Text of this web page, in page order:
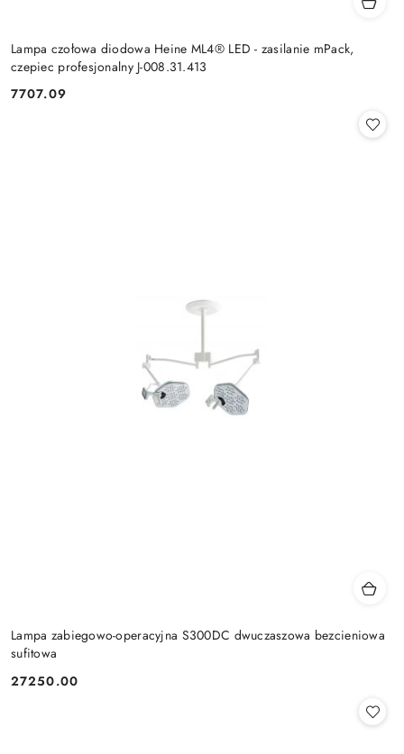
Lampa czołowa diodowa Heine ML4® LED - zasilanie mPack,
czepiec profesjonalny J-008.31.413
Cena:
7707.09
Lampa zabiegowo-operacyjna S300DC dwuczaszowa bezcieniowa
sufitowa
Cena:
27250.00